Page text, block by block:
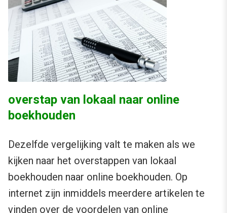
overstap van lokaal naar online
boekhouden
Dezelfde vergelijking valt te maken als we
kijken naar het overstappen van lokaal
boekhouden naar online boekhouden. Op
internet zijn inmiddels meerdere artikelen te
vinden over de voordelen van online